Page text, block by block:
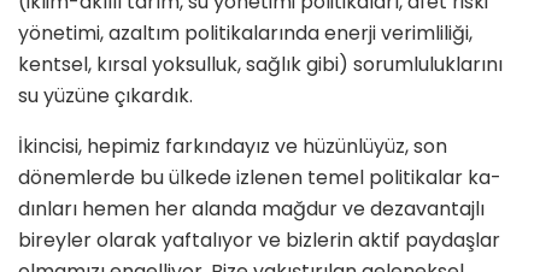
yönetimi, azaltım politikalarında enerji verimliliği,
kentsel, kırsal yoksulluk, sağlık gibi) sorumluluklarını
su yüzüne çıkardık.
İkincisi, hepimiz farkındayız ve hüzünlüyüz, son
dönemlerde bu ülkede izlenen temel politikalar ka­
dınları hemen her alanda mağdur ve dezavantajlı
bireyler olarak yaf­talıyor ve bizlerin aktif paydaşlar